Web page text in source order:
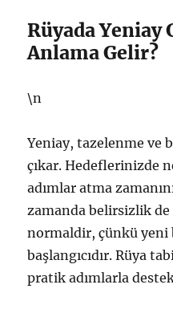
Rüyada Yeniay
Anlama Gelir?
\n
Yeniay, tazelenme ve
çıkar. Hedeflerinizde
adımlar atma
zamanda belirsizlik
normaldir, çünkü yeni
başlangıcıdır. Rüya
pratik adımlarla